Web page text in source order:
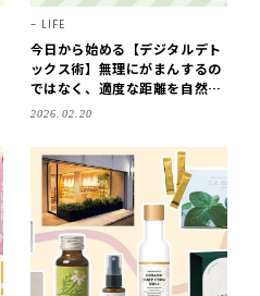
LIFE
今日から始める【デジタルデト
ックス術】無理にがまんするの
ではなく、適度な距離を自然に
とれるのが理想
2026.02.20